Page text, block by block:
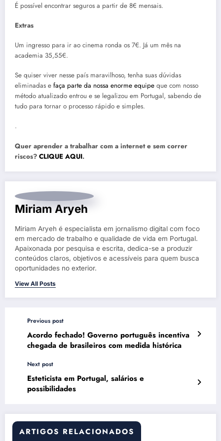
É possível encontrar seguros a partir de 8€ mensais.
Extras
Um ingresso para ir ao cinema ronda os 7€. Já um mês na
academia 35,55€.
Se quiser viver nesse país maravilhoso, tenha suas dúvidas
eliminadas e faça parte da nossa enorme equipe que com nosso
método atualizado entrou e se legalizou em Portugal, sabendo de
tudo para tornar o processo rápido e simples.
.
Quer aprender a trabalhar com a internet e sem correr
riscos? CLIQUE AQUI.
Miriam Aryeh
Miriam Aryeh é especialista em jornalismo digital com foco
em mercado de trabalho e qualidade de vida em Portugal.
Apaixonada por pesquisa e escrita, dedica-se a produzir
conteúdos claros, objetivos e acessíveis para quem busca
oportunidades no exterior.
View All Posts
Previous post
Acordo fechado! Governo português incentiva
chegada de brasileiros com medida histórica
Next post
Esteticista em Portugal, salários e
possibilidades
ARTIGOS RELACIONADOS